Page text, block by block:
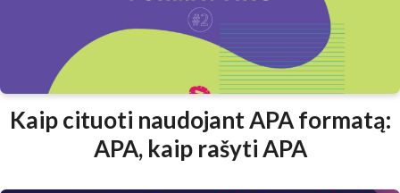
Kaip cituoti naudojant APA formatą:
APA, kaip rašyti APA